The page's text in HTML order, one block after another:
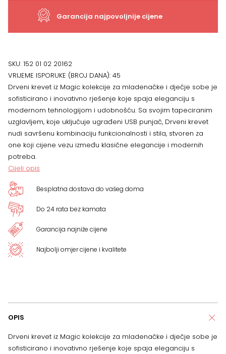
200
Garancija najpovoljnije cijene
SKU: 152 01 02 20162
VRIJEME ISPORUKE (BROJ DANA): 45
Drveni krevet iz Magic kolekcije za mladenačke i dječje sobe je
sofisticirano i inovativno rješenje koje spaja eleganciju s
modernom tehnologijom i udobnošću. Sa svojim tapeciranim
uzglavljem, koje uključuje ugrađeni USB punjač, ​​Drveni krevet
nudi savršenu kombinaciju funkcionalnosti i stila, stvoren za
one koji cijene vezu između klasične elegancije i modernih
potreba.
Cijeli opis
Besplatna dostava do vašeg doma
Do 24 rata bez kamata
Garancija najniže cijene
Najbolji omjer cijene i kvalitete
OPIS
Drveni krevet iz Magic kolekcije za mladenačke i dječje sobe je
sofisticirano i inovativno rješenje koje spaja eleganciju s